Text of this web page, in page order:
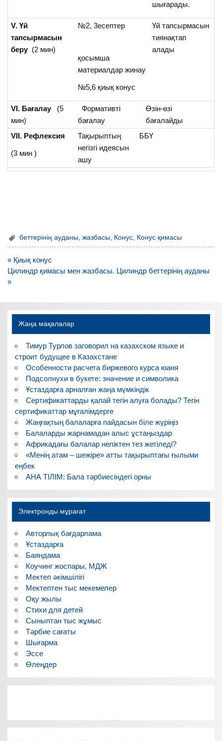
шығарады.
V. Үй
тапсырмасын
беру (2 мин)
№2, 3есептер
қосымша
материалдар жинау
№5,6 қиық конус
Үй тапсырмасын
тиянақтап
алады
VI. Бағалау (5
мин)
Формативті
бағалау
Өзін-өзі
бағалайды
VII. Рефлексия
(3 мин )
Тақырыптың
негізгі идеясын
ашу
ББҮ
беттерінің ауданы ,жазбасы Конус Конус қимасы
Навигация
по
записям
« Қиық конус
Цилиндр қимасы мен жазбасы. Цилиндр беттерінің ауданы
»
Жаңа мақалалар
Тимур Турлов заговорил на казахском языке и
строит будущее в Казахстане
Особенности расчета биржевого курса юаня
Подсолнухи в букете: значение и символика
Ұстаздарға арналған жаңа мүмкіндік
Сертификаттарды қалай тегін алуға болады? Тегін
сертификаттар мұғалімдерге
Жаңғақтың балаларға пайдасын біле жүріңіз
Балаларды жарнамадан алыс ұстаңыздар
Африкадағы балалар неліктен тез жетіледі?
«Менің атам – шежіре» атты тақырыптағы ғылыми
еңбек
АНА ТІЛІМ: Бала тәрбиесіндегі орны
Электронды мұрағат
Авторлық бағдарлама
Ұстаздарға
Баяндама
Коучинг жоспары, МДЖ
Мектеп әкімшілігі
Мектептен тыс мекемелер
Оқу жылы
Стихи для детей
Сыныптан тыс жұмыс
Тәрбие сағаты
Шығарма
Эссе
Өлеңдер